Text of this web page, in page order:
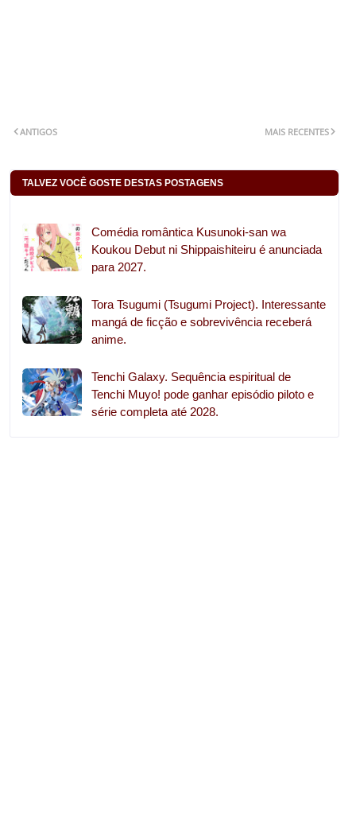
MAIS RECENTES
ANTIGOS
TALVEZ VOCÊ GOSTE DESTAS POSTAGENS
Comédia romântica Kusunoki-san wa
Koukou Debut ni Shippaishiteiru é anunciada
para 2027.
Tora Tsugumi (Tsugumi Project). Interessante
mangá de ficção e sobrevivência receberá
anime.
Tenchi Galaxy. Sequência espiritual de
Tenchi Muyo! pode ganhar episódio piloto e
série completa até 2028.